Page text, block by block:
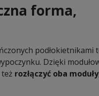
forma,
podłokietnikami
Dzięki
też rozłączyć oba moduły